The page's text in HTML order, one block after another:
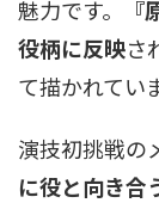
魅力です。
役柄に反映さ
て描かれてい
演技初挑戦の
に役と向き合